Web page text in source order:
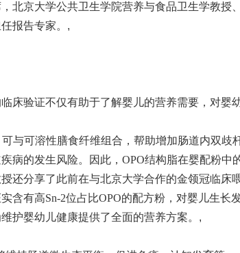
北京大学公共卫生学院营养与食品卫生学教授、
报告专家。 ,
床验证不仅有助于了解婴儿的营养需要，对婴
与可溶性膳食纤维组合，帮助增加肠道内双歧
病的发生风险。因此，OPO结构脂在婴配粉中
还分享了此前在与北京大学合作的金领冠临床
含有高Sn-2位占比OPO的配方粉，对婴儿生长
护婴幼儿健康提供了全面的营养方案。 ,